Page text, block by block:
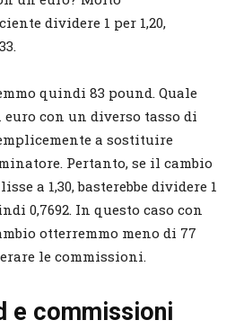
dividere 1 per 1,20,
quindi 83 pound. Quale
con un diverso tasso di
a sostituire
Pertanto, se il cambio
a 1,30, basterebbe dividere 1
0,7692. In questo caso con
otterremmo meno di 77
le commissioni.
e commissioni